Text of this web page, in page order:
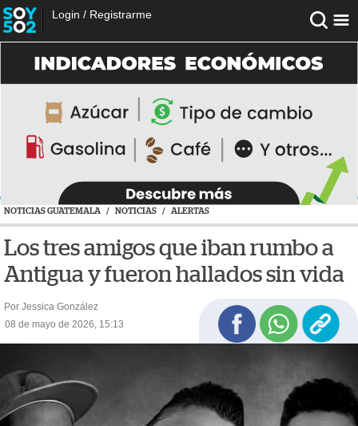
Login / Registrarme
NOTICIAS GUATEMALA / NOTICIAS / ALERTAS
Los tres amigos que iban rumbo a
Antigua y fueron hallados sin vida
Por Jessica González
08 de mayo de 2026, 15:13